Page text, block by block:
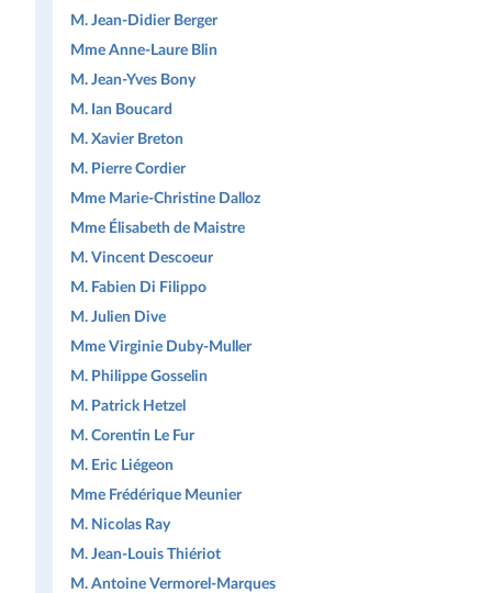
M. Jean-Didier Berger
Mme Anne-Laure Blin
M. Jean-Yves Bony
M. Ian Boucard
M. Xavier Breton
M. Pierre Cordier
Mme Marie-Christine Dalloz
Mme Élisabeth de Maistre
M. Vincent Descoeur
M. Fabien Di Filippo
M. Julien Dive
Mme Virginie Duby-Muller
M. Philippe Gosselin
M. Patrick Hetzel
M. Corentin Le Fur
M. Eric Liégeon
Mme Frédérique Meunier
M. Nicolas Ray
M. Jean-Louis Thiériot
M. Antoine Vermorel-Marques